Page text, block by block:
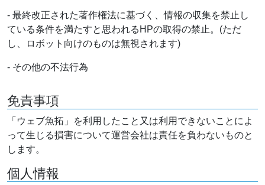
- 最終改正された著作権法に基づく、情報の収集を禁止し
ている条件を満たすと思われるHPの取得の禁止。(ただ
し、ロボット向けのものは無視されます)
- その他の不法行為
免責事項
「ウェブ魚拓」を利用したこと又は利用できないことによ
って生じる損害について運営会社は責任を負わないものと
します。
個人情報